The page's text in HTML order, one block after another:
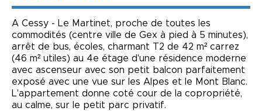
A Cessy - Le Martinet, proche de toutes les
commodités (centre ville de Gex à pied à 5 minutes),
arrêt de bus, écoles, charmant T2 de 42 m² carrez
(46 m² utiles) au 4e étage d'une résidence moderne
avec ascenseur avec son petit balcon parfaitement
exposé avec une vue sur les Alpes et le Mont Blanc.
L'appartement donne coté cour de la copropriété,
au calme, sur le petit parc privatif.